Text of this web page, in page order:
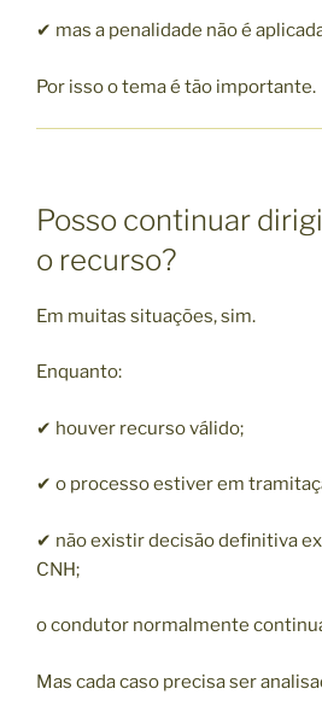
✔ mas a penalidade não é
Por isso o tema é tão importante.
Posso continuar
o recurso?
Em muitas situações, sim.
Enquanto:
✔ houver recurso válido;
✔ o processo estiver em
✔ não existir decisão definitiva
CNH;
o condutor normalmente
Mas cada caso precisa ser